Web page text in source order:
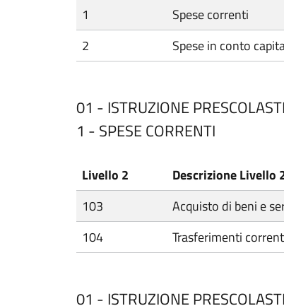
1
Spese correnti
2
Spese in conto
01 - ISTRUZIONE
1 - SPESE CORRENTI
Livello 2 Descrizione Livello
103
Acquisto di beni e
104
Trasferimenti
01 - ISTRUZIONE